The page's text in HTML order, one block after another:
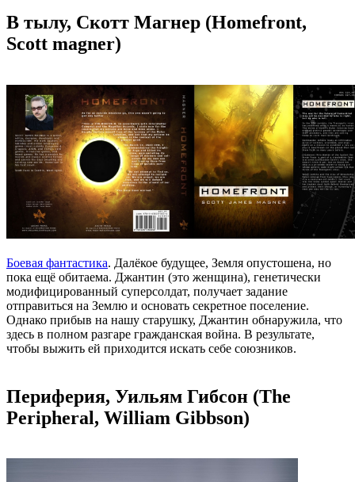
В тылу, Скотт Магнер (Homefront,
Scott magner)
Боевая фантастика. Далёкое будущее, Земля опустошена, но
пока ещё обитаема. Джантин (это женщина), генетически
модифицированный суперсолдат, получает задание
отправиться на Землю и основать секретное поселение.
Однако прибыв на нашу старушку, Джантин обнаружила, что
здесь в полном разгаре гражданская война. В результате,
чтобы выжить ей приходится искать себе союзников.
Периферия, Уильям Гибсон (The
Peripheral, William Gibbson)